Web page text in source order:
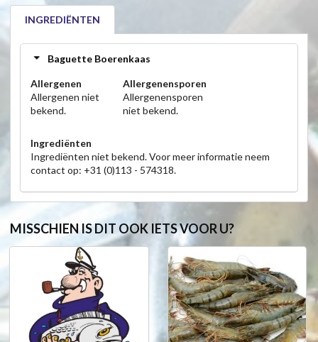
INGREDIËNTEN
Baguette Boerenkaas
Allergenen
Allergenen niet
bekend.
Allergenensporen
Allergenensporen
niet bekend.
Ingrediënten
Ingrediënten niet bekend. Voor meer informatie neem
contact op: +31 (0)113 - 574318.
MISSCHIEN IS DIT OOK IETS VOOR U?